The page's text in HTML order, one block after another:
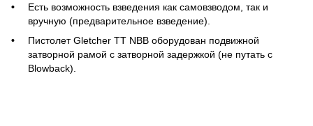
Есть возможность взведения как самовзводом, так и
вручную (предварительное взведение).
Пистолет Gletcher TT NBB оборудован подвижной
затворной рамой с затворной задержкой (не путать с
Blowback).